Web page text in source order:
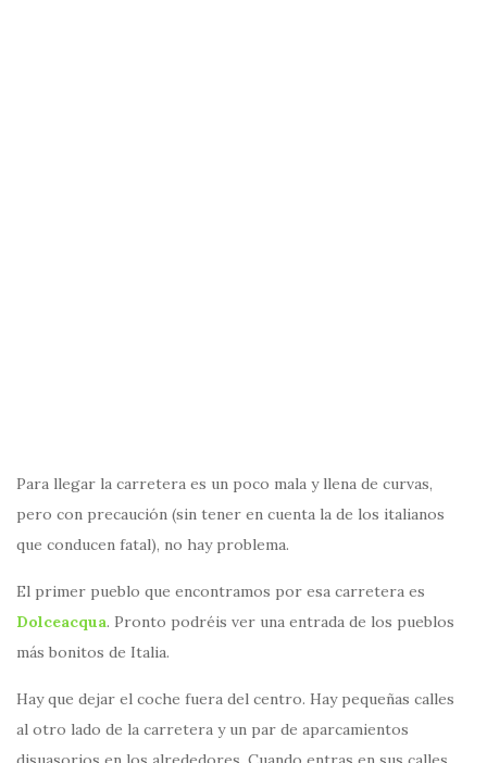
Para llegar la carretera es un poco mala y llena de curvas,
pero con precaución (sin tener en cuenta la de los italianos
que conducen fatal), no hay problema.
El primer pueblo que encontramos por esa carretera es
Dolceacqua. Pronto podréis ver una entrada de los pueblos
más bonitos de Italia.
Hay que dejar el coche fuera del centro. Hay pequeñas calles
al otro lado de la carretera y un par de aparcamientos